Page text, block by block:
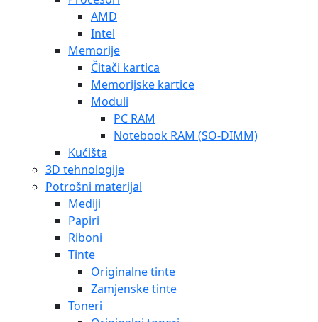
AMD
Intel
Memorije
Čitači kartica
Memorijske kartice
Moduli
PC RAM
Notebook RAM (SO-DIMM)
Kućišta
3D tehnologije
Potrošni materijal
Mediji
Papiri
Riboni
Tinte
Originalne tinte
Zamjenske tinte
Toneri